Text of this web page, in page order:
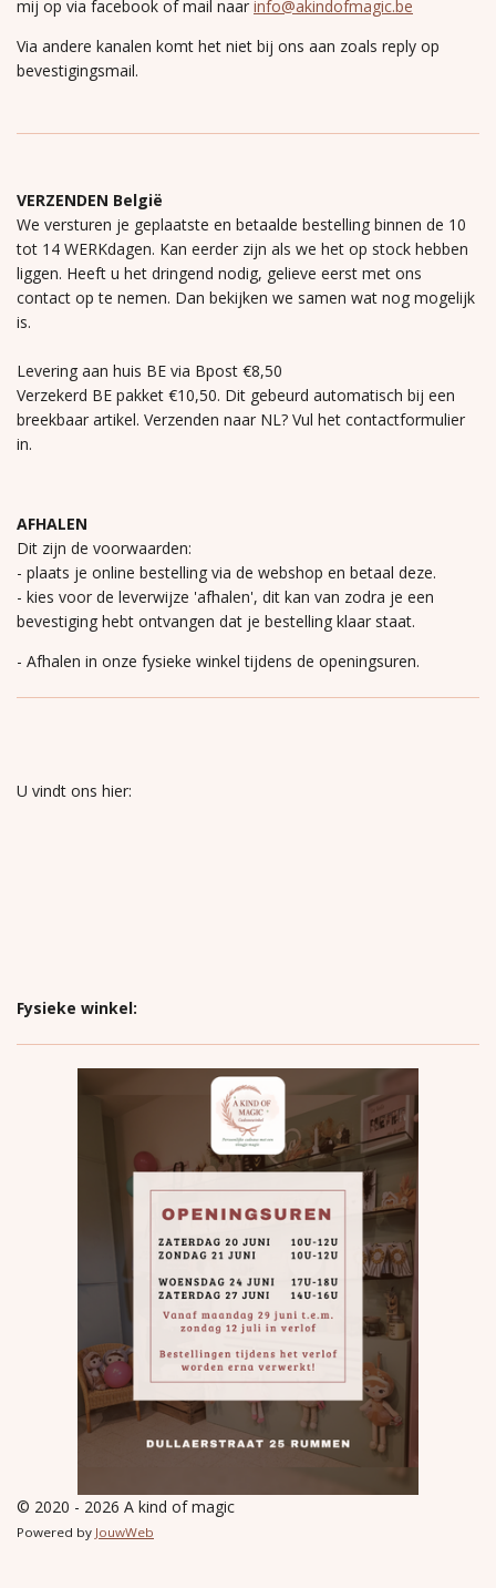
mij op via facebook of mail naar info@akindofmagic.be
Via andere kanalen komt het niet bij ons aan zoals reply op
bevestigingsmail.
VERZENDEN België
We versturen je geplaatste en betaalde bestelling binnen de 10
tot 14 WERKdagen. Kan eerder zijn als we het op stock hebben
liggen. Heeft u het dringend nodig, gelieve eerst met ons
contact op te nemen. Dan bekijken we samen wat nog mogelijk
is.
Levering aan huis BE via Bpost €8,50
Verzekerd BE pakket €10,50. Dit gebeurd automatisch bij een
breekbaar artikel. Verzenden naar NL? Vul het contactformulier
in.
AFHALEN
Dit zijn de voorwaarden:
- plaats je online bestelling via de webshop en betaal deze.
- kies voor de leverwijze 'afhalen', dit kan van zodra je een
bevestiging hebt ontvangen dat je bestelling klaar staat.
- Afhalen in onze fysieke winkel tijdens de openingsuren.
U vindt ons hier:
Fysieke winkel:
© 2020 - 2026 A kind of magic
Powered by JouwWeb